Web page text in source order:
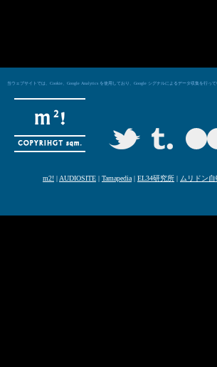
当ウェブサイトでは、Cookie、Google Analytics を使用しており、Google シグナルによるデータ収集を行
m2! | AUDIOSITE | Tamapedia | EL34研究所 | ムリドン